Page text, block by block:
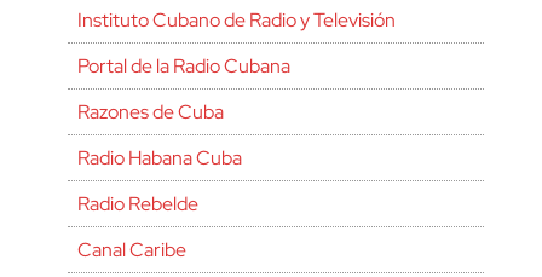
Instituto Cubano de Radio y Televisión
Portal de la Radio Cubana
Razones de Cuba
Radio Habana Cuba
Radio Rebelde
Canal Caribe